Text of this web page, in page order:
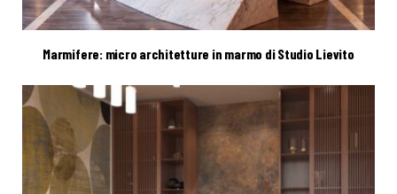
Marmifere: micro architetture in marmo di Studio Lievito